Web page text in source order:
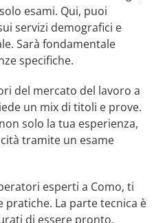
esami. Qui, puoi
servizi demografici e
Sarà fondamentale
specifiche.
del mercato del lavoro a
un mix di titoli e prove.
solo la tua esperienza,
tramite un esame
esperti a Como, ti
La parte tecnica è
di essere pronto.